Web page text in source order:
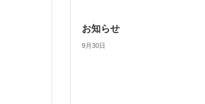
お知らせ
9月30日